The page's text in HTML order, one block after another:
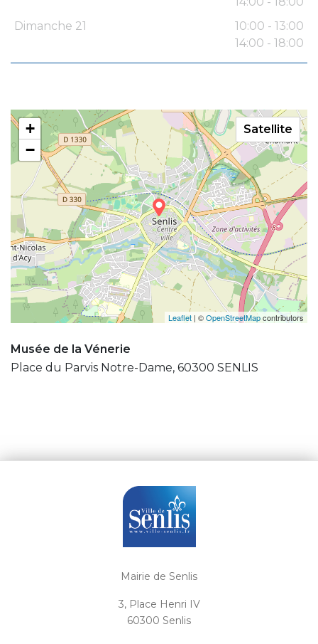
Dimanche 21
10:00 - 13:00
14:00 - 18:00
+
−
Leaflet | ©OpenStreetMapcontributors
Satellite
Musée de la Vénerie
Place du Parvis Notre-Dame, 60300 SENLIS
Mairie de Senlis
3, Place Henri IV
60300 Senlis